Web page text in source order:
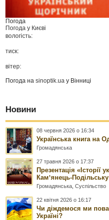
Погода
Погода у Києві
вологість:
тиск:
вітер:
Погода наsinoptik.ua у Вінниці
Новини
08 червня 2026 о 16:34
Українська книга на
Громадянська
27 травня 2026 о 17:37
Презентація «Історії
Камʼянець-Подільську
Громадянська ,Суспільство
22 квітня 2026 о 16:17
Чи діждемося ми
Україні?